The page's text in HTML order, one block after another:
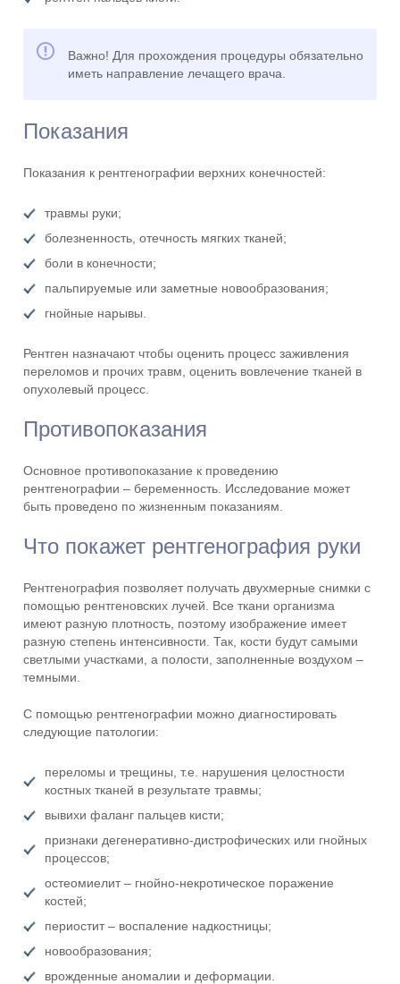
Важно! Для прохождения процедуры обязательно
иметь направление лечащего врача.
Показания
Показания к рентгенографии верхних конечностей:
травмы руки;
болезненность, отечность мягких тканей;
боли в конечности;
пальпируемые или заметные новообразования;
гнойные нарывы.
Рентген назначают чтобы оценить процесс заживления
переломов и прочих травм, оценить вовлечение тканей в
опухолевый процесс.
Противопоказания
Основное противопоказание к проведению
рентгенографии – беременность. Исследование может
быть проведено по жизненным показаниям.
Что покажет рентгенография руки
Рентгенография позволяет получать двухмерные снимки с
помощью рентгеновских лучей. Все ткани организма
имеют разную плотность, поэтому изображение имеет
разную степень интенсивности. Так, кости будут самыми
светлыми участками, а полости, заполненные воздухом –
темными.
С помощью рентгенографии можно диагностировать
следующие патологии:
переломы и трещины, т.е. нарушения целостности
костных тканей в результате травмы;
вывихи фаланг пальцев кисти;
признаки дегенеративно-дистрофических или гнойных
процессов;
остеомиелит – гнойно-некротическое поражение
костей;
периостит – воспаление надкостницы;
новообразования;
врожденные аномалии и деформации.